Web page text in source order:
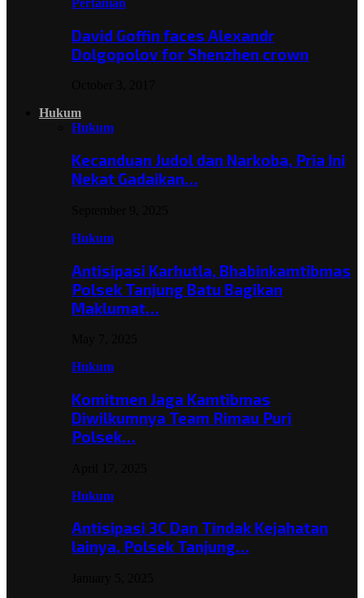
Pertanian
David Goffin faces Alexandr
Dolgopolov for Shenzhen crown
Hukum
Hukum
Kecanduan Judol dan Narkoba, Pria Ini
Nekat Gadaikan…
Hukum
Antisipasi Karhutla, Bhabinkamtibmas
Polsek Tanjung Batu Bagikan
Maklumat…
Hukum
Komitmen Jaga Kamtibmas
Diwilkumnya Team Rimau Puri
Polsek…
Hukum
Antisipasi 3C Dan Tindak Kejahatan
lainya, Polsek Tanjung…